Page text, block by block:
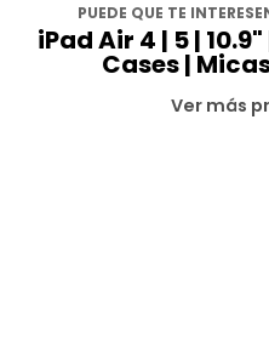
PUEDE QUE TE
iPad Air 4 | 5 |
Cases |
Ver más